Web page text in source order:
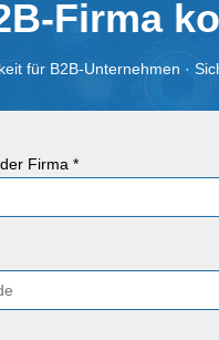
Firma
Firma *
für B2B-Unternehmen ·